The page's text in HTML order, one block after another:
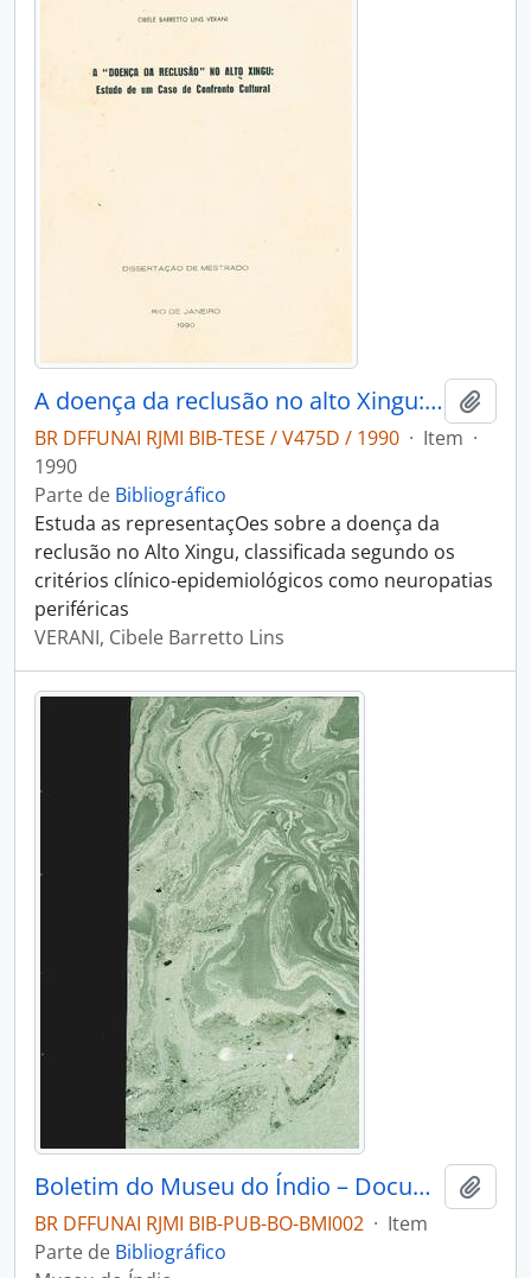
A doença da reclusão no alto Xingu: estudo de um caso de confronto cultural
BR DFFUNAI RJMI BIB-TESE / V475D / 1990 · Item ·
1990
Parte de Bibliográfico
Estuda as representaçOes sobre a doença da
reclusão no Alto Xingu, classificada segundo os
critérios clínico-epidemiológicos como neuropatias
periféricas
VERANI, Cibele Barretto Lins
Boletim do Museu do Índio – Documentação
BR DFFUNAI RJMI BIB-PUB-BO-BMI002 · Item
Parte de Bibliográfico